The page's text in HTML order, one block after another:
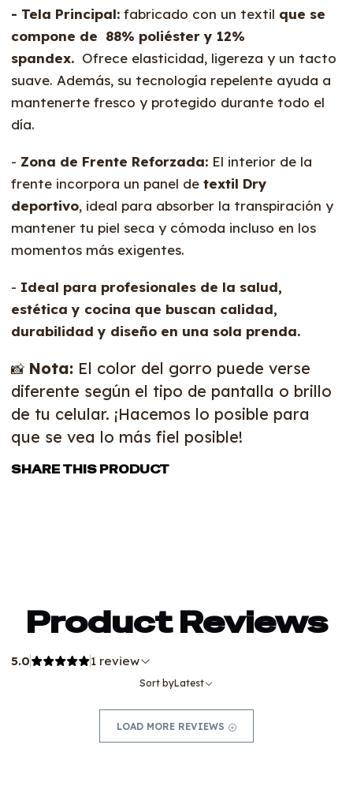
- Tela Principal: fabricado con un textil que se
compone de 88% poliéster y 12%
spandex. Ofrece elasticidad, ligereza y un tacto
suave. Además, su tecnología repelente ayuda a
mantenerte fresco y protegido durante todo el
día.
- Zona de Frente Reforzada: El interior de la
frente incorpora un panel detextil Dry
deportivo, ideal para absorber la transpiración y
mantener tu piel seca y cómoda incluso en los
momentos más exigentes.
- Ideal para profesionales de la salud,
estética y cocina que buscan calidad,
durabilidad y diseño en una sola prenda.
📸 Nota: El color del gorro puede verse
diferente según el tipo de pantalla o brillo
de tu celular. ¡Hacemos lo posible para
que se vea lo más fiel posible!
SHARE THIS PRODUCT
Product Reviews
5.0 1 review
Sort byLatest
LOAD MORE REVIEWS